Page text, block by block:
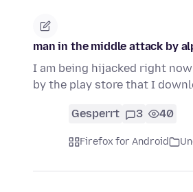
man in the middle attack by
I am being hijacked right
by the play store that I
Gesperrt 3 40
Firefox for Android